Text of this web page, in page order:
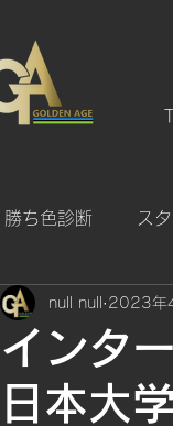
勝ち色診断 ス
インタ
日本大
null null 2023年